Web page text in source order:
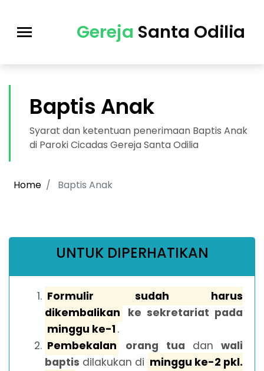
Gereja Santa Odilia
Baptis Anak
Syarat dan ketentuan penerimaan Baptis Anak
di Paroki Cicadas Gereja Santa Odilia
Home Baptis Anak
UNTUK DIPERHATIKAN
Formulir sudah harus
dikembalikan
ke sekretariat pada
minggu ke-1 .
Pembekalan
orang tua dan wali
baptis dilakukan di minggu ke-2 pkl.